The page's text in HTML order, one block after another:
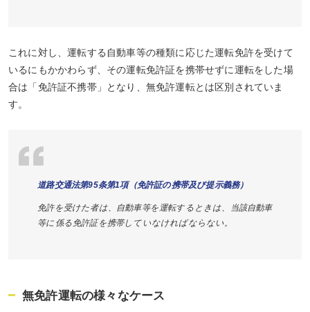
これに対し、運転する自動車等の種類に応じた運転免許を受けて
いるにもかかわらず、その運転免許証を携帯せずに運転をした場
合は「免許証不携帯」となり、無免許運転とは区別されていま
す。
道路交通法第95条第1項（免許証の携帯及び提示義務）
免許を受けた者は、自動車等を運転するときは、当該自動車
等に係る免許証を携帯していなければならない。
無免許運転の様々なケース